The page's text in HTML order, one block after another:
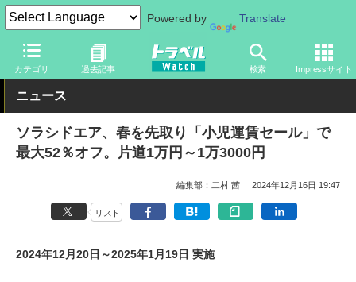
Powered by Translate
カテゴリ 過去記事 検索 Impressサイト
トラベル Watch 企業・政府・官庁 国内エアライン ソラシドエ
ニュース
ソラシドエア、春を先取り「小児運賃セール」で
最大52％オフ。片道1万円～1万3000円
編集部：二村 茜 2024年12月16日 19:47
リスト
2024年12月20日～2025年1月19日 実施